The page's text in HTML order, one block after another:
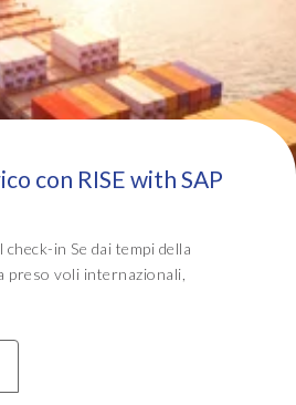
con RISE with SAP
in Se dai tempi della
preso voli internazionali,